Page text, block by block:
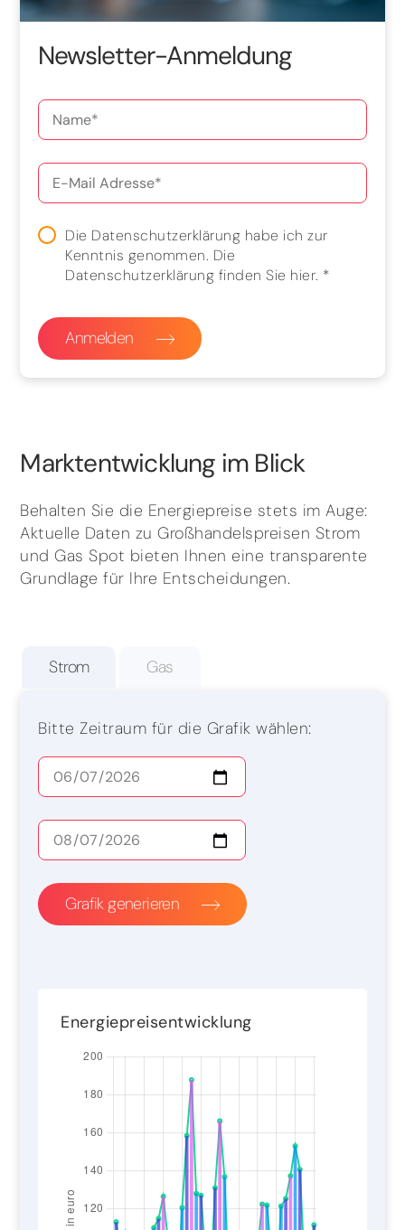
Newsletter-Anmeldung
Die Datenschutzerklärung habe ich zur
Kenntnis genommen. Die
Datenschutzerklärung finden Sie hier. *
Anmelden
Marktentwicklung im Blick
Behalten Sie die Energiepreise stets im Auge:
Aktuelle Daten zu Großhandelspreisen Strom
und Gas Spot bieten Ihnen eine transparente
Grundlage für Ihre Entscheidungen.
Strom Gas
Bitte Zeitraum für die Grafik wählen:
Grafik generieren
Energiepreisentwicklung